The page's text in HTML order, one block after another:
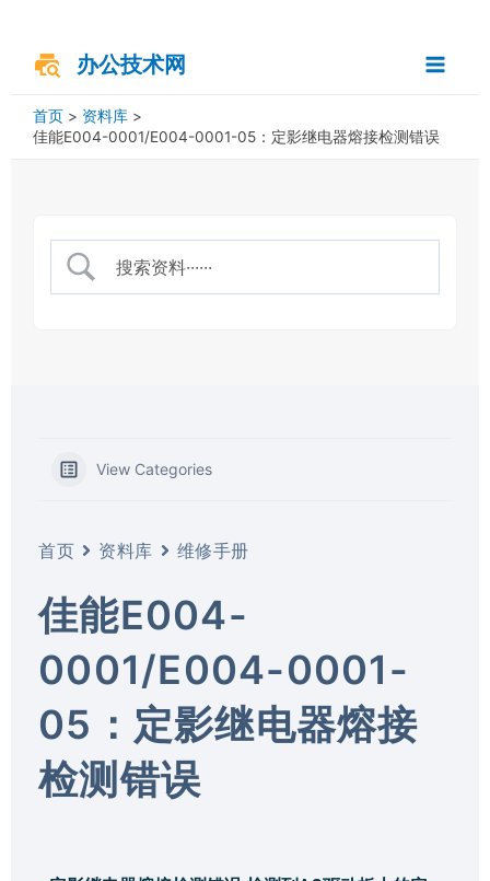
办公技术网
Menu
首页
资料库
佳能E004-0001/E004-0001-05：定影继电器熔接检测错误
View Categories
首页 资料库 维修手册
佳能E004-
0001/E004-0001-
05：定影继电器熔接
检测错误